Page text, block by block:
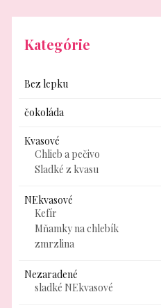
Kategórie
Bez lepku
čokoláda
Kvasové
Chlieb a pečivo
Sladké z kvasu
NEkvasové
Kefír
Mňamky na chlebík
zmrzlina
Nezaradené
sladké NEkvasové